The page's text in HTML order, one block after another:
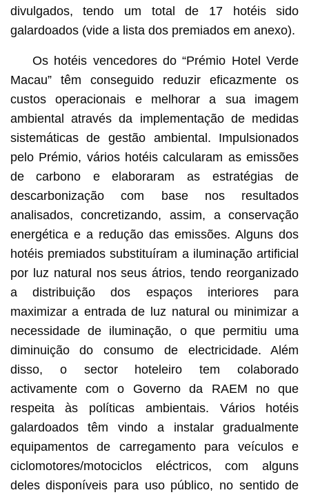
Hotéis premiados instalaram sistemas de análise de
resíduos alimentares para ajudar na gestão desses
resíduos.
divulgados, tendo um total de 17 hotéis sido
galardoados (vide a lista dos premiados em anexo).
Os hotéis vencedores do “Prémio Hotel Verde
Macau” têm conseguido reduzir eficazmente os
custos operacionais e melhorar a sua imagem
ambiental através da implementação de medidas
sistemáticas de gestão ambiental. Impulsionados
pelo Prémio, vários hotéis calcularam as emissões
de carbono e elaboraram as estratégias de
descarbonização com base nos resultados
analisados, concretizando, assim, a conservação
energética e a redução das emissões. Alguns dos
hotéis premiados substituíram a iluminação artificial
por luz natural nos seus átrios, tendo reorganizado
a distribuição dos espaços interiores para
maximizar a entrada de luz natural ou minimizar a
necessidade de iluminação, o que permitiu uma
diminuição do consumo de electricidade. Além
disso, o sector hoteleiro tem colaborado
activamente com o Governo da RAEM no que
respeita às políticas ambientais. Vários hotéis
galardoados têm vindo a instalar gradualmente
equipamentos de carregamento para veículos e
ciclomotores/motociclos eléctricos, com alguns
deles disponíveis para uso público, no sentido de